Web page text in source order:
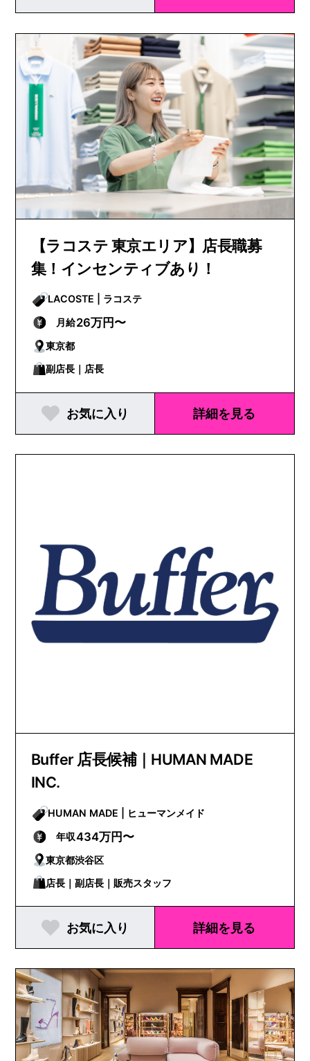
【ラコステ 東京エリア】店長職募
集！インセンティブあり！
LACOSTE | ラコステ
月給26万円〜
東京都
副店長｜店長
お気に入り 詳細を見る
Buffer 店長候補｜HUMAN MADE
INC.
HUMAN MADE | ヒューマンメイド
年収434万円〜
東京都渋谷区
店長｜副店長｜販売スタッフ
お気に入り 詳細を見る